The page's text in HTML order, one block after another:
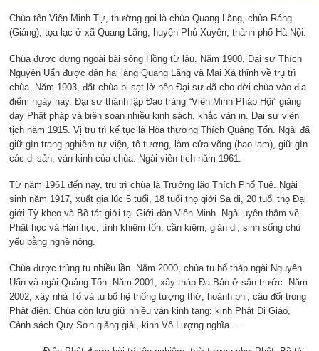
Chùa tên Viên Minh Tự, thường gọi là chùa Quang Lãng, chùa Ráng
(Giáng), tọa lạc ở xã Quang Lãng, huyện Phú Xuyên, thành phố Hà Nội.
Chùa được dựng ngoài bãi sông Hồng từ lâu. Năm 1900, Đại sư Thích
Nguyên Uẩn được dân hai làng Quang Lãng và Mai Xá thỉnh về trụ trì
chùa. Năm 1903, đất chùa bị sạt lở nên Đại sư đã cho dời chùa vào địa
điểm ngày nay. Đại sư thành lập Đạo tràng “Viên Minh Pháp Hội” giảng
dạy Phật pháp và biên soạn nhiều kinh sách, khắc ván in. Đại sư viên
tịch năm 1915. Vị trụ trì kế tục là Hòa thượng Thích Quảng Tốn. Ngài đã
giữ gìn trang nghiêm tự viện, tô tượng, làm cửa võng (bao lam), giữ gìn
các di sản, ván kinh của chùa. Ngài viên tịch năm 1961.
Từ năm 1961 đến nay, trụ trì chùa là Trưởng lão Thích Phổ Tuệ. Ngài
sinh năm 1917, xuất gia lúc 5 tuổi, 18 tuổi thọ giới Sa di, 20 tuổi thọ Đại
giới Tỳ kheo và Bồ tát giới tại Giới đàn Viên Minh. Ngài uyên thâm về
Phật học và Hán học; tính khiêm tốn, cần kiệm, giản dị; sinh sống chủ
yếu bằng nghề nông.
Chùa được trùng tu nhiều lần. Năm 2000, chùa tu bổ tháp ngài Nguyên
Uẩn và ngài Quảng Tốn. Năm 2001, xây tháp Đa Bảo ở sân trước. Năm
2002, xây nhà Tổ và tu bổ hệ thống tượng thờ, hoành phi, câu đối trong
Phật điện. Chùa còn lưu giữ nhiều ván kinh tạng: kinh Phật Di Giáo,
Cảnh sách Quy Sơn giảng giải, kinh Vô Lượng nghĩa …